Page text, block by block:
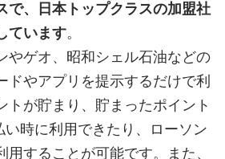
で、日本トップクラスの加盟社
ています。
やゲオ、昭和シェル石油などの
ドやアプリを提示するだけで利
トが貯まり、貯まったポイント
い時に利用できたり、ローソン
用することが可能です。また、